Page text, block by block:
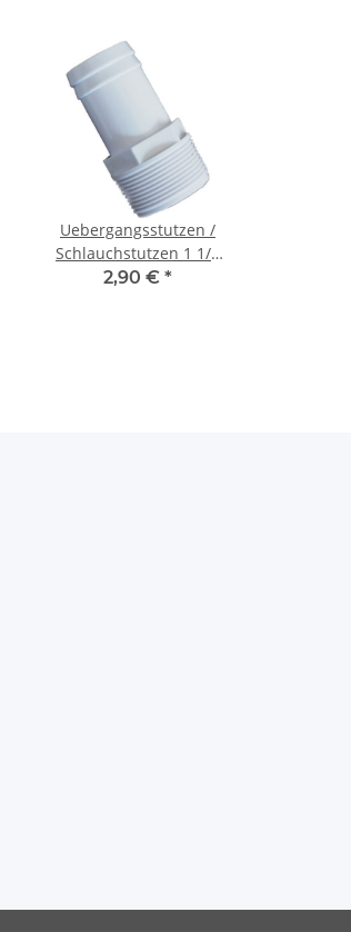
Uebergangsstutzen /
Schlauchstutzen 1 1/2
AG auf DN 38
2,90 € *